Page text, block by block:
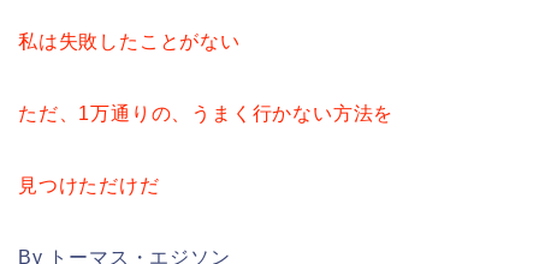
私は失敗したことがない
ただ、 1万通りの、 うまく行かない方法を
見つけただけだ
By トーマス・エジソン